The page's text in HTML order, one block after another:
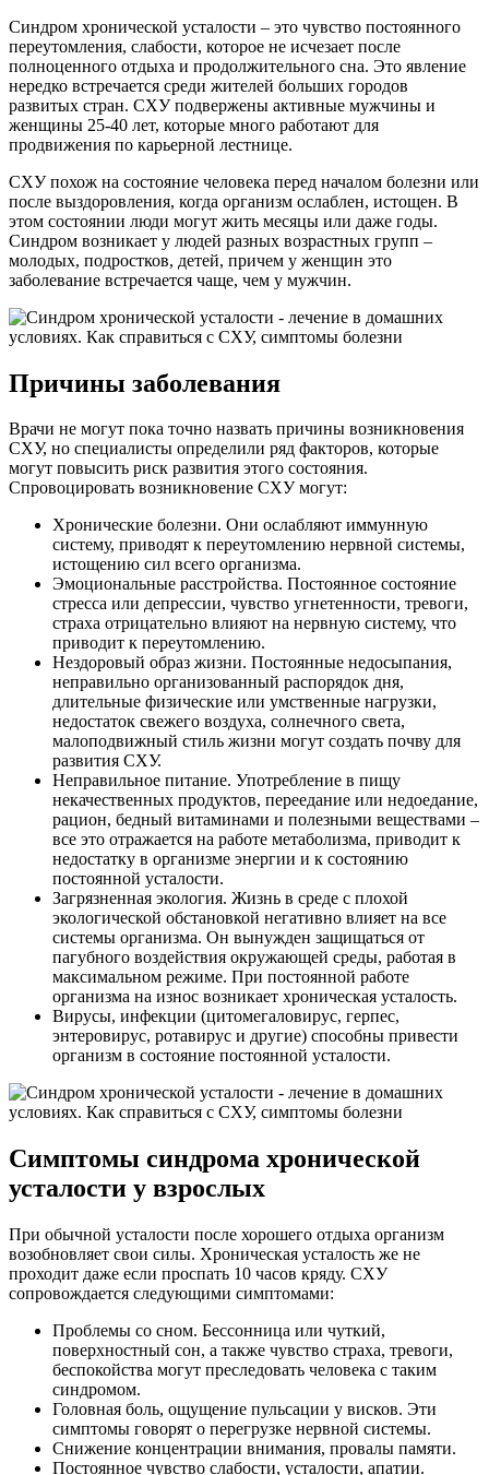
Синдром хронической усталости – это чувство постоянного
переутомления, слабости, которое не исчезает после
полноценного отдыха и продолжительного сна. Это явление
нередко встречается среди жителей больших городов
развитых стран. СХУ подвержены активные мужчины и
женщины 25-40 лет, которые много работают для
продвижения по карьерной лестнице.
СХУ похож на состояние человека перед началом болезни или
после выздоровления, когда организм ослаблен, истощен. В
этом состоянии люди могут жить месяцы или даже годы.
Синдром возникает у людей разных возрастных групп –
молодых, подростков, детей, причем у женщин это
заболевание встречается чаще, чем у мужчин.
Причины заболевания
Врачи не могут пока точно назвать причины возникновения
СХУ, но специалисты определили ряд факторов, которые
могут повысить риск развития этого состояния.
Спровоцировать возникновение СХУ могут:
Хронические болезни. Они ослабляют иммунную
систему, приводят к переутомлению нервной системы,
истощению сил всего организма.
Эмоциональные расстройства. Постоянное состояние
стресса или депрессии, чувство угнетенности, тревоги,
страха отрицательно влияют на нервную систему, что
приводит к переутомлению.
Нездоровый образ жизни. Постоянные недосыпания,
неправильно организованный распорядок дня,
длительные физические или умственные нагрузки,
недостаток свежего воздуха, солнечного света,
малоподвижный стиль жизни могут создать почву для
развития СХУ.
Неправильное питание. Употребление в пищу
некачественных продуктов, переедание или недоедание,
рацион, бедный витаминами и полезными веществами –
все это отражается на работе метаболизма, приводит к
недостатку в организме энергии и к состоянию
постоянной усталости.
Загрязненная экология. Жизнь в среде с плохой
экологической обстановкой негативно влияет на все
системы организма. Он вынужден защищаться от
пагубного воздействия окружающей среды, работая в
максимальном режиме. При постоянной работе
организма на износ возникает хроническая усталость.
Вирусы, инфекции (цитомегаловирус, герпес,
энтеровирус, ротавирус и другие) способны привести
организм в состояние постоянной усталости.
Симптомы синдрома хронической
усталости у взрослых
При обычной усталости после хорошего отдыха организм
возобновляет свои силы. Хроническая усталость же не
проходит даже если проспать 10 часов кряду. СХУ
сопровождается следующими симптомами:
Проблемы со сном. Бессонница или чуткий,
поверхностный сон, а также чувство страха, тревоги,
беспокойства могут преследовать человека с таким
синдромом.
Головная боль, ощущение пульсации у висков. Эти
симптомы говорят о перегрузке нервной системы.
Снижение концентрации внимания, провалы памяти.
Постоянное чувство слабости, усталости, апатии.